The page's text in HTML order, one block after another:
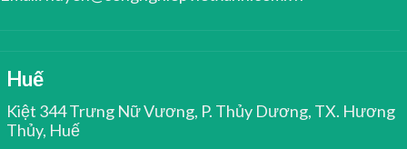
Huế
Kiệt 344 Trưng Nữ Vương, P. Thủy Dương, TX. Hương
Thủy, Huế